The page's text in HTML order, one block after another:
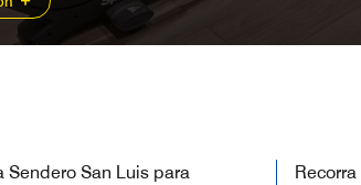
Sendero San Luis para